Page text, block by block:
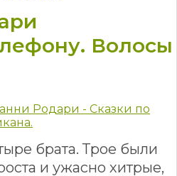
Волосы
Родари - Сказки по
брата. Трое были
и ужасно хитрые,